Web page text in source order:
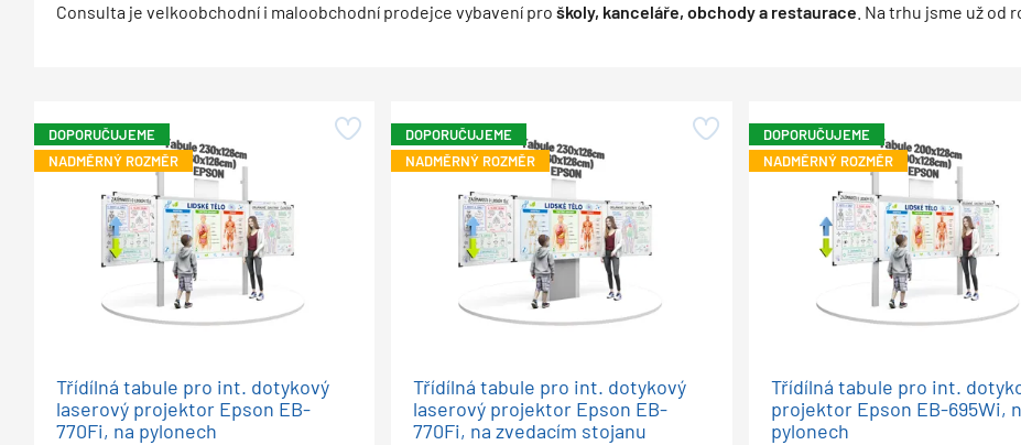
Consulta je velkoobchodní i maloobchodní prodejce vybavení pro školy, kanceláře, obchody a restaurace . Na trhu jsme už od
DOPORUČUJEME
NADMĚRNÝ ROZMĚR
Třídílná tabule pro int. dotykový
laserový projektor Epson EB-
770Fi, na pylonech
DOPORUČUJEME
NADMĚRNÝ ROZMĚR
Třídílná tabule pro int. dotykový
laserový projektor Epson EB-
770Fi, na zvedacím stojanu
DOPORUČUJEME
NADMĚRNÝ ROZMĚR
Třídílná tabule pro int.
projektor Epson EB-695Wi,
pylonech